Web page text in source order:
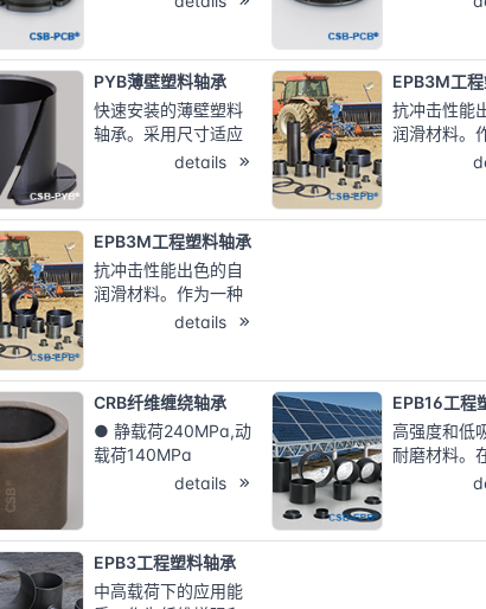
车座椅行业设计 ...
汽车座椅行
设计 ...
PYB薄壁塑料轴承
快速安装的薄壁塑料
轴承。采用尺寸适应
性较好的EPB3M塑料
出色的EPB7材料。免
维护，自润滑；
details
EPB3M工
抗冲击性能
润滑材料。
耐冲击的材
EPB3M工程塑料轴承
抗冲击性能出色的自
润滑材料。作为一种
耐冲击的材料 被用于
度：-40℃/+80℃；
承受较高的载荷，耐
冲压；
details
CRB纤维缠绕轴承
● 静载荷240MPa,动
载荷140MPa
● 耐化学腐蚀
details
EPB16工程
高强度和低
耐磨材料。
境中仍能保
EPB3工程塑料轴承
中高载荷下的应用能